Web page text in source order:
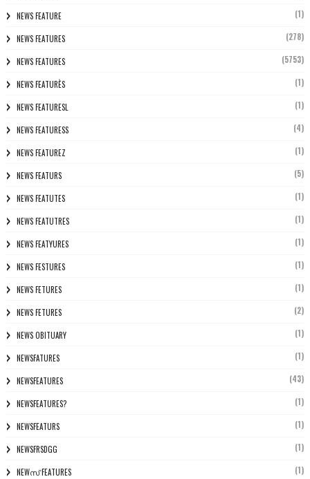
NEWS FEATURE (1)
NEWS FEATURES (278)
NEWS FEATURES (5753)
NEWS FEATURÈS (1)
NEWS FEATURESL (1)
NEWS FEATURESS (4)
NEWS FEATUREZ (1)
NEWS FEATURS (5)
NEWS FEATUTES (1)
NEWS FEATUTRES (1)
NEWS FEATYURES (1)
NEWS FESTURES (1)
NEWS FETURES (1)
NEWS FETURES (2)
NEWS OBITUARY (1)
NEWSFATURES (1)
NEWSFEATURES (43)
NEWSFEATURES? (1)
NEWSFEATURS (1)
NEWSFRSDGG (1)
NEWസ് FEATURES (1)